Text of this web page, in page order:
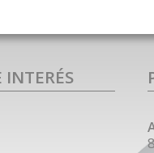
INTERÉS